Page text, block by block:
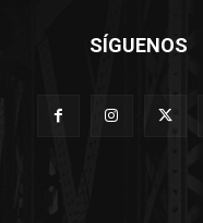
SÍGUENOS